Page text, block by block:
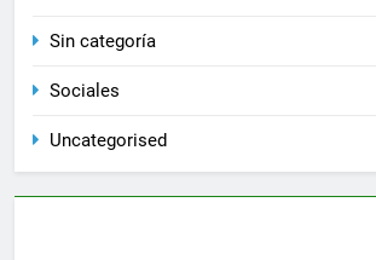
Sin categoría
Sociales
Uncategorised